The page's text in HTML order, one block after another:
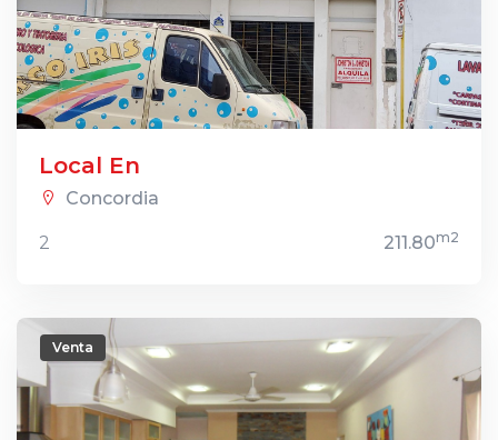
Local En
Concordia
2 211.80m2
Venta